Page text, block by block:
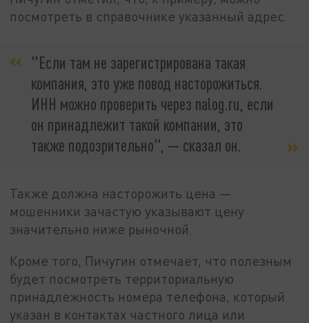
посмотреть в справочнике указанный адрес.
"Если там не зарегистрирована такая
компания, это уже повод насторожиться.
ИНН можно проверить через nalog.ru, если
он принадлежит такой компании, это
также подозрительно", — сказал он.
Также должна насторожить цена —
мошенники зачастую указывают цену
значительно ниже рыночной.
Кроме того, Пичугин отмечает, что полезным
будет посмотреть территориальную
принадлежность номера телефона, который
указан в контактах частного лица или